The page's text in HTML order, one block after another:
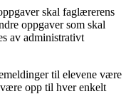
skal faglærerens
oppgaver som skal
av administrativt
til elevene være
opp til hver enkelt